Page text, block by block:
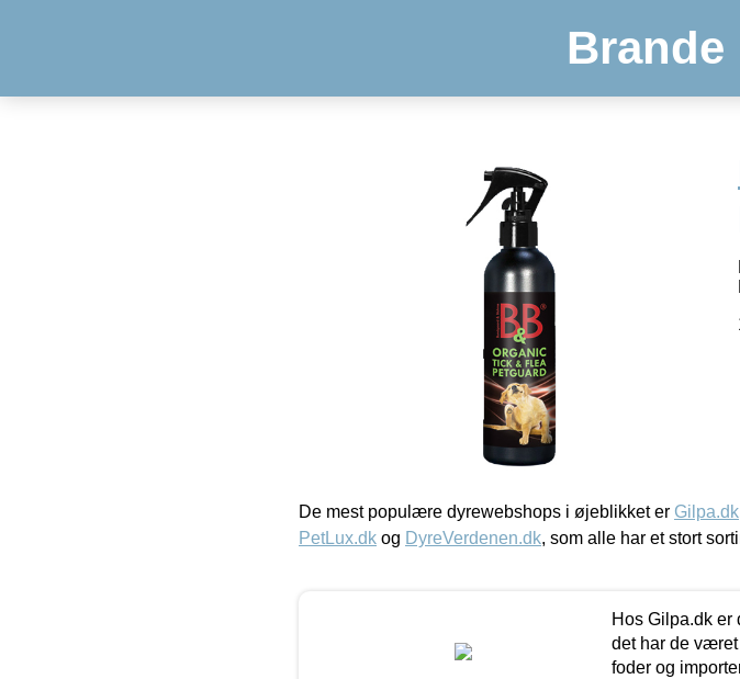
De mest populære dyrewebshops i øjeblikket er Gilpa.dk
PetLux.dk og DyreVerdenen.dk, som alle har et stort
Hos Gilpa.dk er
det har de
foder og